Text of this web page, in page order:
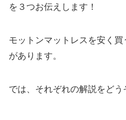
を３つお伝えします！
モットンマットレスを安く
があります。
では、それぞれの解説をどう